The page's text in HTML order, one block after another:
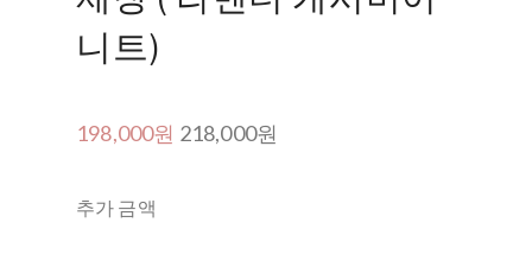
니트)
198,000원 218,000원
추가 금액